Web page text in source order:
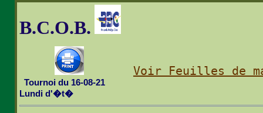
B.C.O.B.
Voir Feuilles de
  Tournoi du 16-08-21
Lundi d'�t�